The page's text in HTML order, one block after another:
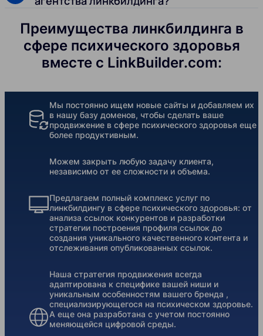
Преимущества линкбилдинга в
сфере психического здоровья
вместе с LinkBuilder.com:
Мы постоянно ищем новые сайты и добавляем их
в нашу базу доменов, чтобы сделать ваше
продвижение в сфере психического здоровья еще
более продуктивным.
Можем закрыть любую задачу клиента,
независимо от ее сложности и объема.
Предлагаем полный комплекс услуг по
линкбилдингу в сфере психического здоровья: от
анализа ссылок конкурентов и разработки
стратегии построения профиля ссылок до
создания уникального качественного контента и
отслеживания опубликованных ссылок.
Наша стратегия продвижения всегда
адаптирована к специфике вашей ниши и
уникальным особенностям вашего бренда ,
специализирующегося на психическом здоровье.
А еще она разработана с учетом постоянно
меняющейся цифровой среды.